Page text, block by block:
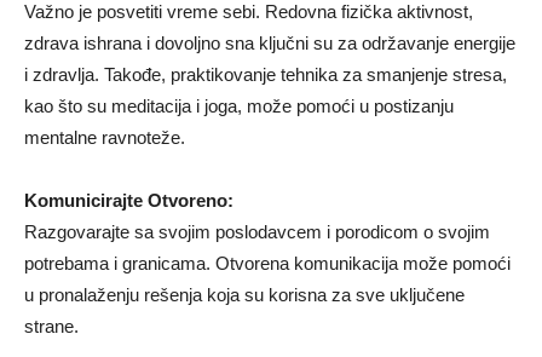
Važno je posvetiti vreme sebi. Redovna fizička aktivnost,
zdrava ishrana i dovoljno sna ključni su za održavanje energije
i zdravlja. Takođe, praktikovanje tehnika za smanjenje stresa,
kao što su meditacija i joga, može pomoći u postizanju
mentalne ravnoteže.
Komunicirajte Otvoreno:
Razgovarajte sa svojim poslodavcem i porodicom o svojim
potrebama i granicama. Otvorena komunikacija može pomoći
u pronalaženju rešenja koja su korisna za sve uključene
strane.